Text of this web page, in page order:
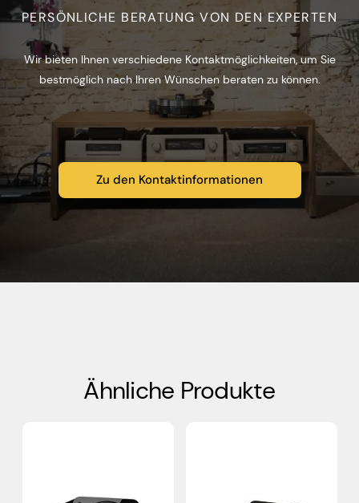
PERSÖNLICHE BERATUNG VON DEN EXPERTEN
Wir bieten Ihnen verschiedene Kontaktmöglichkeiten, um Sie
bestmöglich nach Ihren Wünschen beraten zu können.
Zu den Kontaktinformationen
Ähnliche Produkte